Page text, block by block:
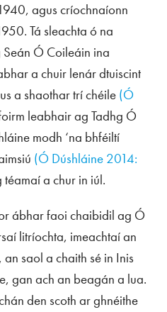
agus críochnaíonn
Tá sleachta ó na
Ó Coileáin ina
a chuir lenár dtuiscint
a shaothar trí chéile (Ó
leabhair ag Tadhg Ó
modh ‘na bhféiltí
(Ó Dúshláine 2014:
a chur in iúl.
ábhar faoi chaibidil ag Ó
litríochta, imeachtaí an
saol a chaith sé in Inis
gan ach an beagán a lua.
den scoth ar ghnéithe